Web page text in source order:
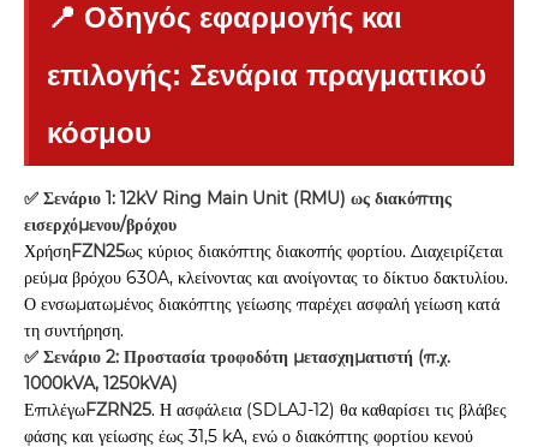
📍 Οδηγός εφαρμογής και
επιλογής: Σενάρια πραγματικού
κόσμου
✅ Σενάριο 1: 12kV Ring Main Unit (RMU) ως διακόπτης
εισερχόμενου/βρόχου
ΧρήσηFZN25ως κύριος διακόπτης διακοπής φορτίου. Διαχειρίζεται
ρεύμα βρόχου 630A, κλείνοντας και ανοίγοντας το δίκτυο δακτυλίου.
Ο ενσωματωμένος διακόπτης γείωσης παρέχει ασφαλή γείωση κατά
τη συντήρηση.
✅ Σενάριο 2: Προστασία τροφοδότη μετασχηματιστή (π.χ.
1000kVA, 1250kVA)
ΕπιλέγωFZRN25. Η ασφάλεια (SDLAJ-12) θα καθαρίσει τις βλάβες
φάσης και γείωσης έως 31,5 kA, ενώ ο διακόπτης φορτίου κενού